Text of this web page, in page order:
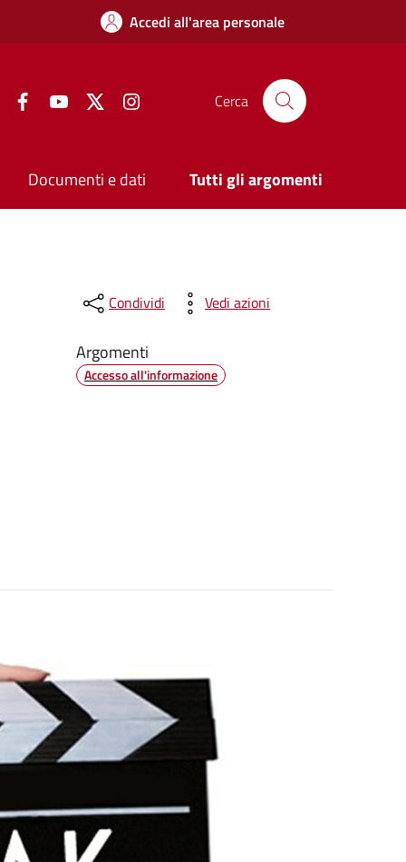
Accedi all'area personale
FacebookYouTube Twitter Cerca
Documenti e dati Tutti gli argomenti
Condividi Vedi azioni
Argomenti
Accesso all'informazione